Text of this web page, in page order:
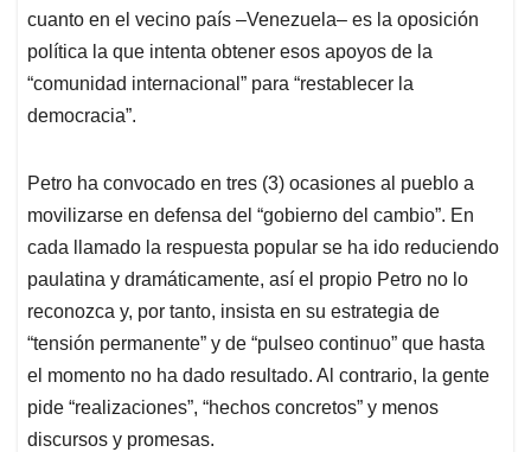
cuanto en el vecino país –Venezuela– es la oposición
política la que intenta obtener esos apoyos de la
“comunidad internacional” para “restablecer la
democracia”.
Petro ha convocado en tres (3) ocasiones al pueblo a
movilizarse en defensa del “gobierno del cambio”. En
cada llamado la respuesta popular se ha ido reduciendo
paulatina y dramáticamente, así el propio Petro no lo
reconozca y, por tanto, insista en su estrategia de
“tensión permanente” y de “pulseo continuo” que hasta
el momento no ha dado resultado. Al contrario, la gente
pide “realizaciones”, “hechos concretos” y menos
discursos y promesas.